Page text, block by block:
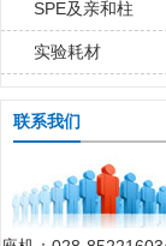
SPE及亲和柱
实验耗材
联系我们